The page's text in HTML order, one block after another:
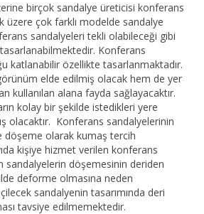
birçok sandalye üreticisi konferans
üzere çok farklı modelde sandalye
sandalyeleri tekli olabileceği gibi
Konferans
katlanabilir özellikte tasarlanmaktadır.
elde edilmiş olacak hem de yer
kullanılan alana fayda sağlayacaktır.
kolay bir şekilde istedikleri yere
olacaktır. Konferans sandalyelerinin
döşeme olarak kumaş tercih
kişiye hizmet verilen konferans
sandalyelerin döşemesinin deriden
deforme olmasına neden
sandalyenin tasarımında deri
tavsiye edilmemektedir.